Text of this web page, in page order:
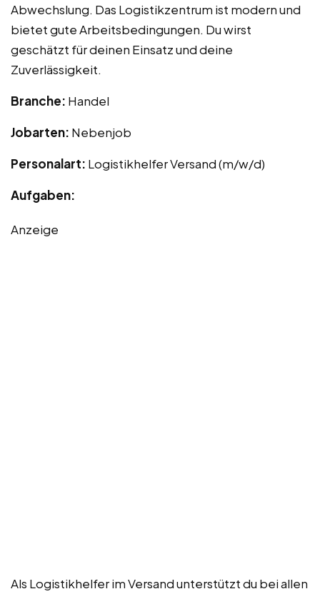
Abwechslung. Das Logistikzentrum ist modern und
bietet gute Arbeitsbedingungen. Du wirst
geschätzt für deinen Einsatz und deine
Zuverlässigkeit.
Branche: Handel
Jobarten: Nebenjob
Personalart: Logistikhelfer Versand (m/w/d)
Aufgaben:
Anzeige
Als Logistikhelfer im Versand unterstützt du bei allen